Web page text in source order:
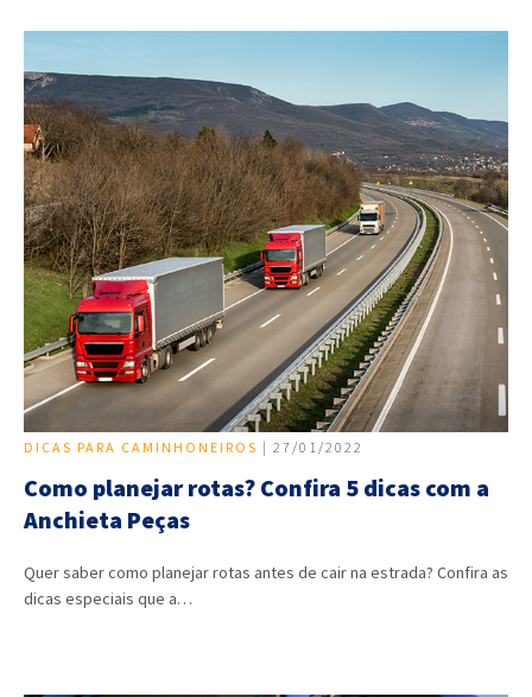
DICAS PARA CAMINHONEIROS | 27/01/2022
Como planejar rotas? Confira 5 dicas com a
Anchieta Peças
Quer saber como planejar rotas antes de cair na estrada? Confira as
dicas especiais que a…